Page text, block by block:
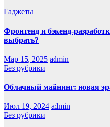
Гаджеты
Фронтенд и бэкенд-
выбрать?
Мар 15, 2025 admin
Без рубрики
Облачный майнинг: новая
Июл 19, 2024 admin
Без рубрики